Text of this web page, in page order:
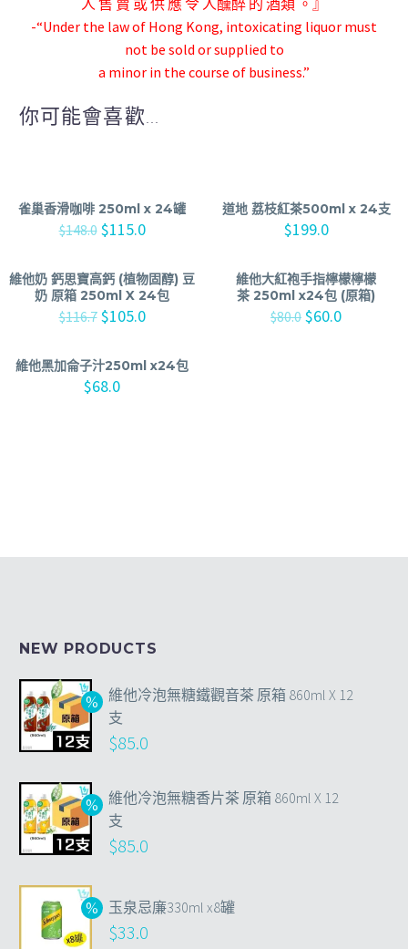
-“Under the law of Hong Kong, intoxicating liquor must
not be sold or supplied to
a minor in the course of business.”
你可能會喜歡...
雀巢香滑咖啡 250ml x 24罐
$148.0 $115.0
道地 荔枝紅茶500ml x 24支
$199.0
維他奶 鈣思寶高鈣 (植物固醇) 豆
奶 原箱 250ml X 24包
$116.7 $105.0
維他大紅袍手指檸檬檸檬
茶 250ml x24包 (原箱)
$80.0 $60.0
維他黑加侖子汁250ml x24包
$68.0
NEW PRODUCTS
維他冷泡無糖鐵觀音茶 原箱 860ml X 12
支
$85.0
維他冷泡無糖香片茶 原箱 860ml X 12
支
$85.0
玉泉忌廉330ml x8罐
$33.0